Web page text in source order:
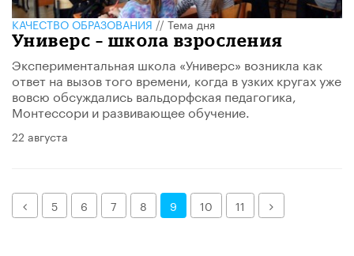
КАЧЕСТВО ОБРАЗОВАНИЯ//Тема дня
Универс – школа взросления
Экспериментальная школа «Универс» возникла как
ответ на вызов того времени, когда в узких кругах уже
вовсю обсуждались вальдорфская педагогика,
Монтессори и развивающее обучение.
22 августа
Назад
5 6 7 8 9 10 11 Далее